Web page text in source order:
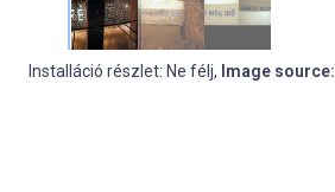
Installáció részlet: Ne félj, Image source: